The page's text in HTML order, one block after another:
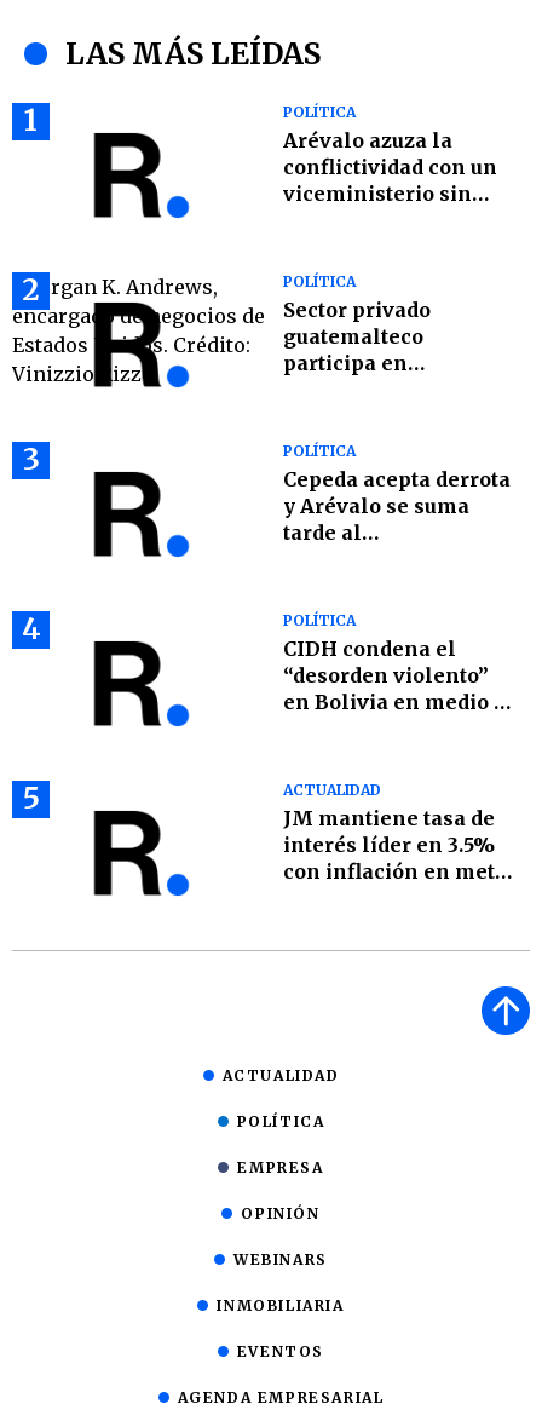
LAS MÁS LEÍDAS
1
POLÍTICA
Arévalo azuza la
conflictividad con un
viceministerio sin
2 POLÍTICA
Sector privado
guatemalteco
participa en
3 POLÍTICA
Cepeda acepta derrota
y Arévalo se suma
tarde al
la Espriella
4 POLÍTICA
CIDH condena el
“desorden violento”
en Bolivia en medio de
5 ACTUALIDAD
JM mantiene tasa de
interés líder en 3.5%
con inflación en meta
ACTUALIDAD
POLÍTICA
EMPRESA
OPINIÓN
WEBINARS
INMOBILIARIA
EVENTOS
AGENDA EMPRESARIAL